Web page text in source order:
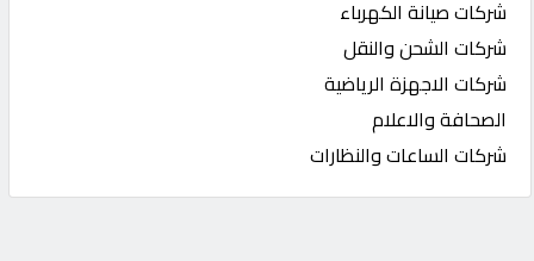
شركات صيانة الكهرباء
شركات الشحن والنقل
شركات الاجهزة الرياضية
الصحافة والاعلام
شركات الساعات والنظارات